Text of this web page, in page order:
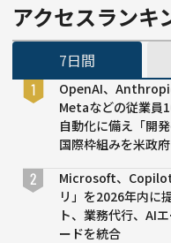
アクセスランキ
7日間
OpenAI、
Metaなどの従業員
自動化に備え「開
国際枠組みを米政
Microsoft、
リ」を2026年内に
ト、業務代行、AI
ードを統合